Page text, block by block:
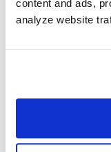
content and ads,
analyze website
voor eigen